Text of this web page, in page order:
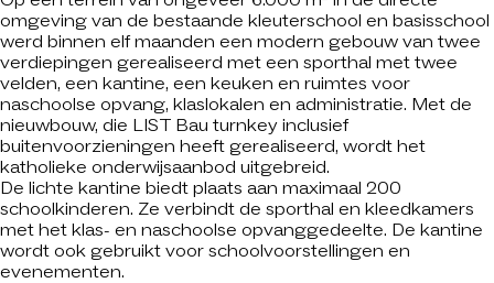
CARRIÈRE
CONTACT
omgeving van de bestaande kleuterschool en basisschool
werd binnen elf maanden een modern gebouw van twee
verdiepingen gerealiseerd met een sporthal met twee
velden, een kantine, een keuken en ruimtes voor
naschoolse opvang, klaslokalen en administratie. Met de
nieuwbouw, die LIST Bau turnkey inclusief
buitenvoorzieningen heeft gerealiseerd, wordt het
katholieke onderwijsaanbod uitgebreid.
De lichte kantine biedt plaats aan maximaal 200
schoolkinderen. Ze verbindt de sporthal en kleedkamers
met het klas- en naschoolse opvanggedeelte. De kantine
wordt ook gebruikt voor schoolvoorstellingen en
evenementen.